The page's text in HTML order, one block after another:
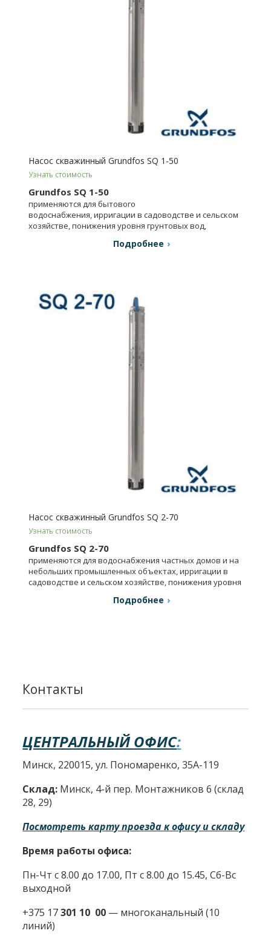
Насос скважинный Grundfos SQ 1-50
Узнать стоимость
Grundfos SQ 1-50
применяются для бытового
водоснабжения, ирригации в садоводстве и сельском
хозяйстве, понижения уровня грунтовых вод,
Подробнее
Насос скважинный Grundfos SQ 2-70
Узнать стоимость
Grundfos SQ 2-70
применяются для водоснабжения частных домов и на
небольших промышленных объектах, ирригации в
садоводстве и сельском хозяйстве, понижения уровня
Подробнее
Контакты
ЦЕНТРАЛЬНЫЙ ОФИС:
Минск, 220015, ул. Пономаренко, 35А-119
Склад: Минск, 4-й пер. Монтажников 6 (склад
28, 29)
Посмотреть карту проезда к офису и складу
Время работы офиса:
Пн-Чт с 8.00 до 17.00, Пт с 8.00 до 15.45, Сб-Вс
выходной
+375 17301 10 00 — многоканальный (10
линий)